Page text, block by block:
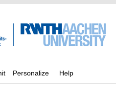
Personalize Help